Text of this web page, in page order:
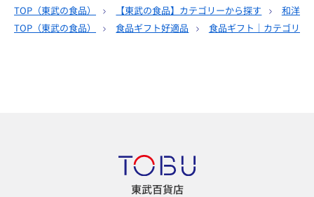
TOP（東武の食品） 【東武の食品】カテゴリーから探す
和洋酒
TOP（東武の食品） 食品ギフト好適品 食品ギフト｜カテゴリー
東武百貨店